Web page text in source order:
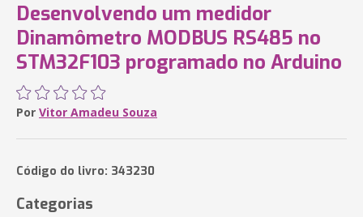
Desenvolvendo um medidor
Dinamômetro MODBUS RS485 no
STM32F103 programado no Arduino
Por Vitor Amadeu Souza
Código do livro: 343230
Categorias